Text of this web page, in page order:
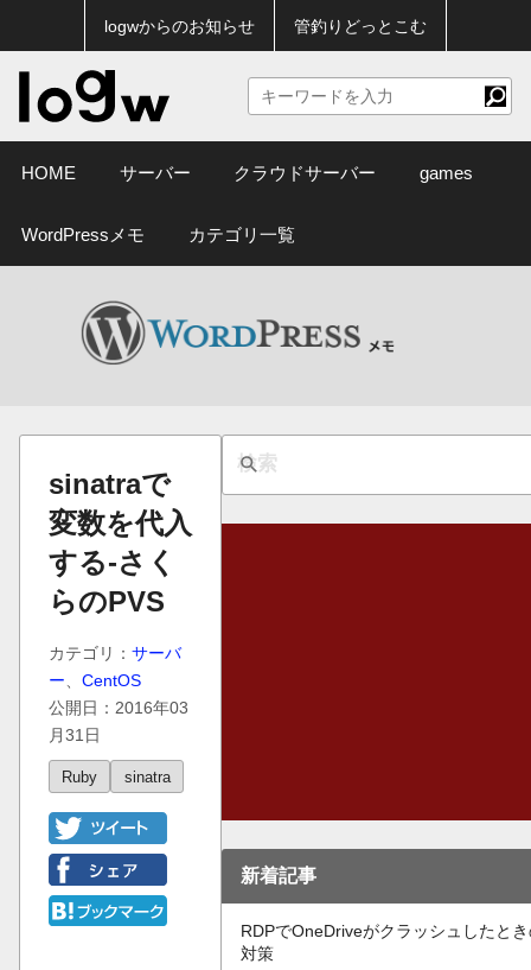
logwからのお知らせ 管釣りどっとこむ
HOME サーバー クラウドサーバー games
WordPressメモ カテゴリ一覧
sinatraで
変数を代入
する-さく
らのPVS
カテゴリ： サーバ
ー
CentOS
公開日：2016年03
月31日
Ruby sinatra
新着記事
RDPでOneDriveがクラッシュしたと
対策